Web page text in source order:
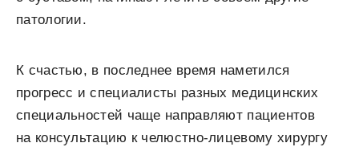
патологии.
К счастью, в последнее время наметился
прогресс и специалисты разных медицинских
специальностей чаще направляют пациентов
на консультацию к челюстно-лицевому хирургу